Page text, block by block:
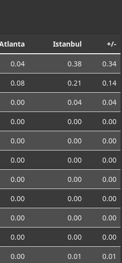
Istanbul +/-
0.04 0.38
0.34
0.08 0.21
0.14
0.00 0.04
0.04
0.00 0.00
0.00
0.00 0.00
0.00
0.00 0.00
0.00
0.00 0.00
0.00
0.00 0.00
0.00
0.00 0.00
0.00
0.00 0.00
0.00
0.00 0.01 0.01